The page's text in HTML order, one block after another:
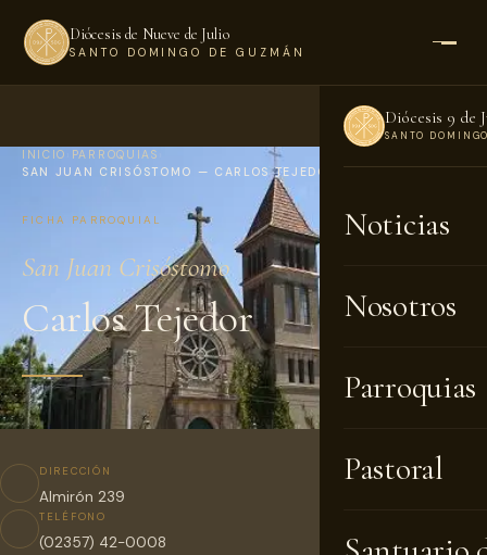
Diócesis de Nueve de Julio
SANTO DOMINGO DE GUZMÁN
Diócesis 9 de
SANTO
Noticias
Nosotros
Parroquias
Pastoral
INICIO PARROQUIAS
SAN JUAN CRISÓSTOMO — CARLOS TEJEDOR
FICHA PARROQUIAL
San Juan Crisóstomo
Carlos Tejedor
DIRECCIÓN
Almirón 239
TELÉFONO
(02357) 42-0008